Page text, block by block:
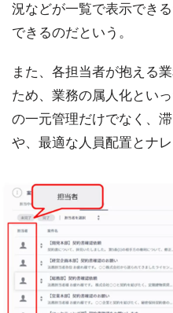
況などが一覧で表示でき
できるのだという。
また、各担当者が抱える
ため、業務の属人化とい
の一元管理だけでなく、
や、最適な人員配置とナ